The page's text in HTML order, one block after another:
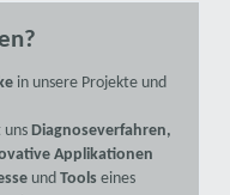
in unsere Projekte und
uns Diagnoseverfahren,
Applikationen
und Tools eines